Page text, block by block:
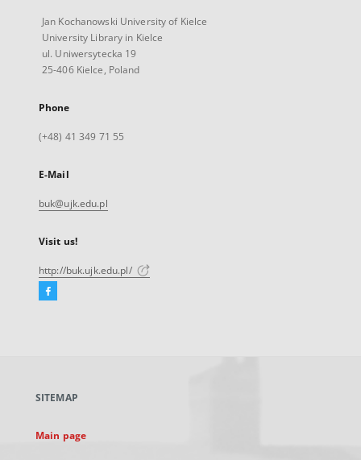
Jan Kochanowski University of Kielce
University Library in Kielce
ul. Uniwersytecka 19
25-406 Kielce, Poland
Phone
(+48) 41 349 71 55
E-Mail
buk@ujk.edu.pl
Visit us!
http://buk.ujk.edu.pl/
Facebook
new
SITEMAP
Main page